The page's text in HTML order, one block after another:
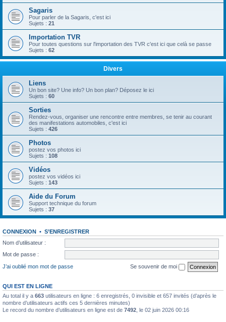
Sagaris
Pour parler de la Sagaris, c'est ici
Sujets : 21
Importation TVR
Pour toutes questions sur l'importation des TVR c'est ici que celà se passe
Sujets : 62
Divers
Liens
Un bon site? Une info? Un bon plan? Déposez le ici
Sujets : 60
Sorties
Rendez-vous, organiser une rencontre entre membres, se tenir au courant
des manifestations automobiles, c'est ici
Sujets : 426
Photos
postez vos photos ici
Sujets : 108
Vidéos
postez vos vidéos ici
Sujets : 143
Aide du Forum
Support technique du forum
Sujets : 37
CONNEXION • S’ENREGISTRER
Nom d’utilisateur :
Mot de passe :
J’ai oublié mon mot de passe
Se souvenir de moi
QUI EST EN LIGNE
Au total il y a 663 utilisateurs en ligne : 6 enregistrés, 0 invisible et 657 invités (d’après le
nombre d’utilisateurs actifs ces 5 dernières minutes)
Le record du nombre d’utilisateurs en ligne est de 7492 , le 02 juin 2026 00:16